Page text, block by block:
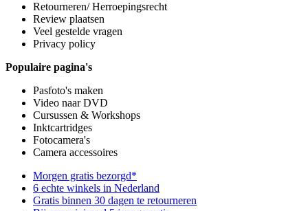
Retourneren/ Herroepingsrecht
Review plaatsen
Veel gestelde vragen
Privacy policy
Populaire pagina's
Pasfoto's maken
Video naar DVD
Cursussen & Workshops
Inktcartridges
Fotocamera's
Camera accessoires
Morgen gratis bezorgd*
6 echte winkels in Nederland
Gratis binnen 30 dagen te retourneren